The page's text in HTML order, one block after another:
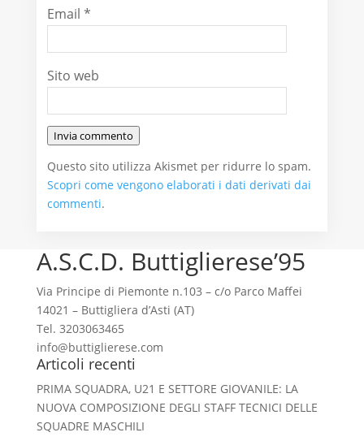
Email*
Sito web
Invia commento
Questo sito utilizza Akismet per ridurre lo spam.
Scopri come vengono elaborati i dati derivati dai
commenti.
A.S.C.D. Buttiglierese’95
Via Principe di Piemonte n.103 – c/o Parco Maffei
14021 – Buttigliera d’Asti (AT)
Tel. 3203063465
info@buttiglierese.com
Articoli recenti
PRIMA SQUADRA, U21 E SETTORE GIOVANILE: LA
NUOVA COMPOSIZIONE DEGLI STAFF TECNICI DELLE
SQUADRE MASCHILI